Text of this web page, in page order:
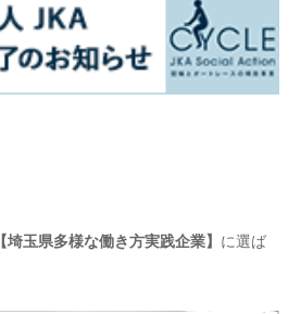
【埼玉県多様な働き方実践企業】 に選ば